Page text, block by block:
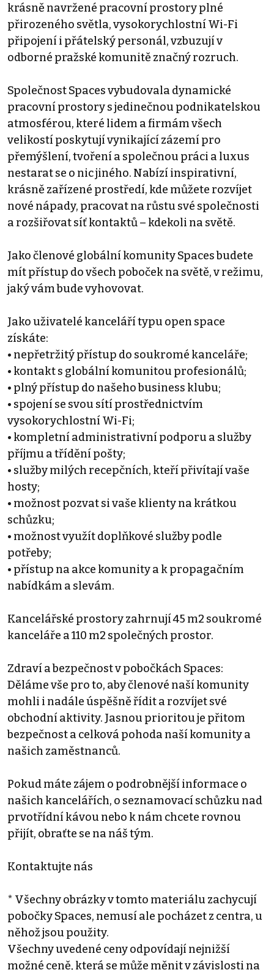
krásně navržené pracovní prostory plné
přirozeného světla, vysokorychlostní Wi-Fi
připojení i přátelský personál, vzbuzují v
odborné pražské komunitě značný rozruch.
Společnost Spaces vybudovala dynamické
pracovní prostory s jedinečnou podnikatelskou
atmosférou, které lidem a firmám všech
velikostí poskytují vynikající zázemí pro
přemýšlení, tvoření a společnou práci a luxus
nestarat se o nic jiného. Nabízí inspirativní,
krásně zařízené prostředí, kde můžete rozvíjet
nové nápady, pracovat na růstu své společnosti
a rozšiřovat síť kontaktů – kdekoli na světě.
Jako členové globální komunity Spaces budete
mít přístup do všech poboček na světě, v režimu,
jaký vám bude vyhovovat.
Jako uživatelé kanceláří typu open space
získáte:
• nepřetržitý přístup do soukromé kanceláře;
• kontakt s globální komunitou profesionálů;
• plný přístup do našeho business klubu;
• spojení se svou sítí prostřednictvím
vysokorychlostní Wi-Fi;
• kompletní administrativní podporu a služby
příjmu a třídění pošty;
• služby milých recepčních, kteří přivítají vaše
hosty;
• možnost pozvat si vaše klienty na krátkou
schůzku;
• možnost využít doplňkové služby podle
potřeby;
• přístup na akce komunity a k propagačním
nabídkám a slevám.
Kancelářské prostory zahrnují 45 m2 soukromé
kanceláře a 110 m2 společných prostor.
Zdraví a bezpečnost v pobočkách Spaces:
Děláme vše pro to, aby členové naší komunity
mohli i nadále úspěšně řídit a rozvíjet své
obchodní aktivity. Jasnou prioritou je přitom
bezpečnost a celková pohoda naší komunity a
našich zaměstnanců.
Pokud máte zájem o podrobnější informace o
našich kancelářích, o seznamovací schůzku nad
prvotřídní kávou nebo k nám chcete rovnou
přijít, obraťte se na náš tým.
Kontaktujte nás
* Všechny obrázky v tomto materiálu zachycují
pobočky Spaces, nemusí ale pocházet z centra, u
něhož jsou použity.
Všechny uvedené ceny odpovídají nejnižší
možné ceně, která se může měnit v závislosti na